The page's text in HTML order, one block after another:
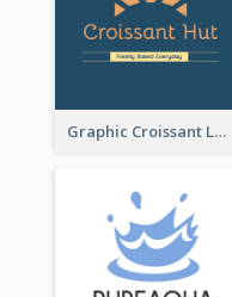
Graphic Croissant Logo For Bakery